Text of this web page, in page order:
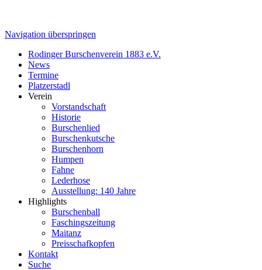
Navigation überspringen
Rodinger Burschenverein 1883 e.V.
News
Termine
Platzerstadl
Verein
Vorstandschaft
Historie
Burschenlied
Burschenkutsche
Burschenhorn
Humpen
Fahne
Lederhose
Ausstellung: 140 Jahre
Highlights
Burschenball
Faschingszeitung
Maitanz
Preisschafkopfen
Kontakt
Suche